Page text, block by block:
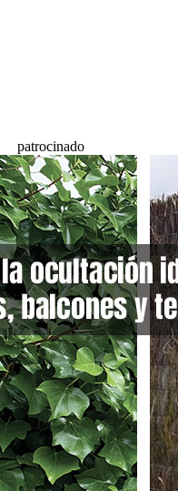
patrocinado